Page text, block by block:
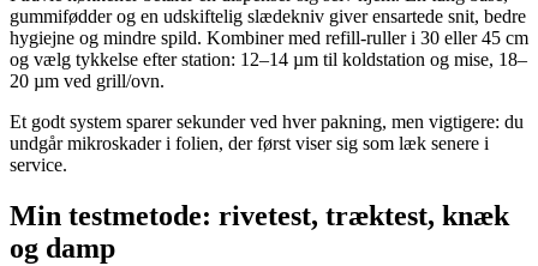
gummifødder og en udskiftelig slædekniv giver ensartede snit, bedre
hygiejne og mindre spild. Kombiner med refill‑ruller i 30 eller 45 cm
og vælg tykkelse efter station: 12–14 µm til koldstation og mise, 18–
20 µm ved grill/ovn.
Et godt system sparer sekunder ved hver pakning, men vigtigere: du
undgår mikroskader i folien, der først viser sig som læk senere i
service.
Min testmetode: rivetest, træktest, knæk
og damp